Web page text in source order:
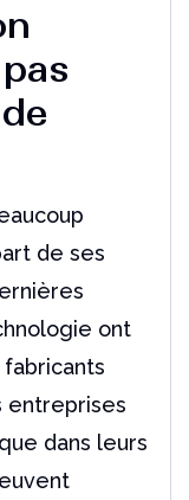
de ses
ont
entreprises
dans leurs